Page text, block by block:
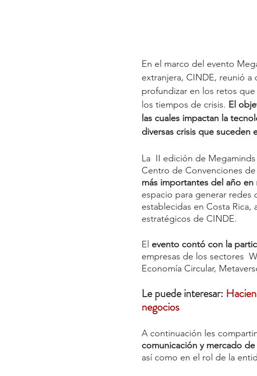
En el marco del evento
extranjera, CINDE, reunió a
profundizar en los retos
los tiempos de crisis. El
las cuales impactan la
diversas crisis que suceden
La  II edición de
Centro de Convenciones de
más importantes del año
espacio para generar redes
establecidas en Costa
estratégicos de CINDE.
El evento contó con la
empresas de los sectores
Economía Circular,
Le puede interesar:
negocios
A continuación les
comunicación y mercado
así como en el rol de la